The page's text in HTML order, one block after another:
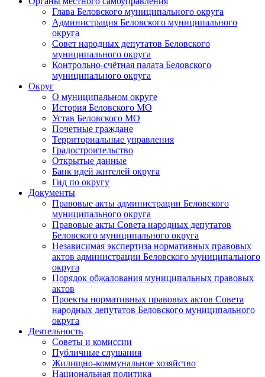
Глава Беловского муниципального округа
Администрация Беловского муниципального
округа
Совет народных депутатов Беловского
муниципального округа
Контрольно-счётная палата Беловского
муниципального округа
Округ
О муниципальном округе
История Беловского МО
Устав Беловского МО
Почетные граждане
Территориальные управления
Градостроительство
Открытые данные
Банк идей жителей округа
Гид по округу
Документы
Правовые акты администрации Беловского
муниципального округа
Правовые акты Совета народных депутатов
Беловского муниципального округа
Независимая экспертиза нормативных правовых
актов администрации Беловского муниципального
округа
Порядок обжалования муниципальных правовых
актов
Проекты нормативных правовых актов Совета
народных депутатов Беловского муниципального
округа
Деятельность
Советы и комиссии
Публичные слушания
Жилищно-коммунальное хозяйство
Национальная политика